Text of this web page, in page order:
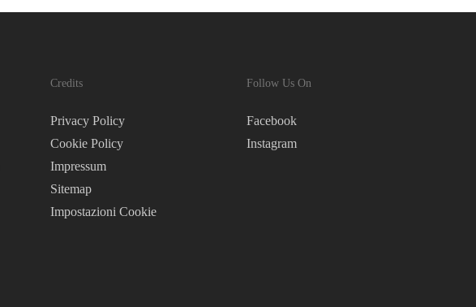
Credits
Privacy Policy
Cookie Policy
Impressum
Sitemap
Impostazioni Cookie
Follow Us On
Facebook
Instagram